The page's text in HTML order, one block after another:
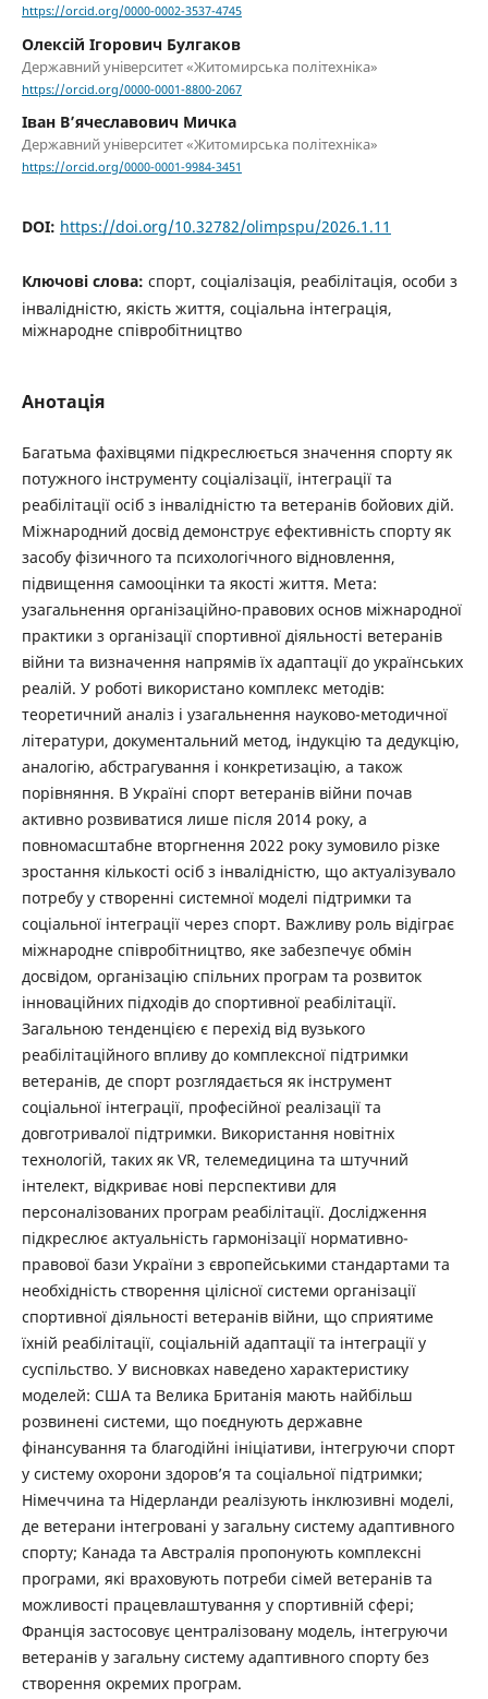
https://orcid.org/0000-0002-3537-4745
Олексій Ігорович Булгаков
Державний університет «Житомирська політехніка»
https://orcid.org/0000-0001-8800-2067
Іван В’ячеславович Мичка
Державний університет «Житомирська політехніка»
https://orcid.org/0000-0001-9984-3451
DOI: https://doi.org/10.32782/olimpspu/2026.1.11
Ключові слова: спорт, соціалізація, реабілітація, особи з
інвалідністю, якість життя, соціальна інтеграція,
міжнародне співробітництво
Анотація
Багатьма фахівцями підкреслюється значення спорту як
потужного інструменту соціалізації, інтеграції та
реабілітації осіб з інвалідністю та ветеранів бойових дій.
Міжнародний досвід демонструє ефективність спорту як
засобу фізичного та психологічного відновлення,
підвищення самооцінки та якості життя. Мета:
узагальнення організаційно-правових основ міжнародної
практики з організації спортивної діяльності ветеранів
війни та визначення напрямів їх адаптації до українських
реалій. У роботі використано комплекс методів:
теоретичний аналіз і узагальнення науково-методичної
літератури, документальний метод, індукцію та дедукцію,
аналогію, абстрагування і конкретизацію, а також
порівняння. В Україні спорт ветеранів війни почав
активно розвиватися лише після 2014 року, а
повномасштабне вторгнення 2022 року зумовило різке
зростання кількості осіб з інвалідністю, що актуалізувало
потребу у створенні системної моделі підтримки та
соціальної інтеграції через спорт. Важливу роль відіграє
міжнародне співробітництво, яке забезпечує обмін
досвідом, організацію спільних програм та розвиток
інноваційних підходів до спортивної реабілітації.
Загальною тенденцією є перехід від вузького
реабілітаційного впливу до комплексної підтримки
ветеранів, де спорт розглядається як інструмент
соціальної інтеграції, професійної реалізації та
довготривалої підтримки. Використання новітніх
технологій, таких як VR, телемедицина та штучний
інтелект, відкриває нові перспективи для
персоналізованих програм реабілітації. Дослідження
підкреслює актуальність гармонізації нормативно-
правової бази України з європейськими стандартами та
необхідність створення цілісної системи організації
спортивної діяльності ветеранів війни, що сприятиме
їхній реабілітації, соціальній адаптації та інтеграції у
суспільство. У висновках наведено характеристику
моделей: США та Велика Британія мають найбільш
розвинені системи, що поєднують державне
фінансування та благодійні ініціативи, інтегруючи спорт
у систему охорони здоров’я та соціальної підтримки;
Німеччина та Нідерланди реалізують інклюзивні моделі,
де ветерани інтегровані у загальну систему адаптивного
спорту; Канада та Австралія пропонують комплексні
програми, які враховують потреби сімей ветеранів та
можливості працевлаштування у спортивній сфері;
Франція застосовує централізовану модель, інтегруючи
ветеранів у загальну систему адаптивного спорту без
створення окремих програм.